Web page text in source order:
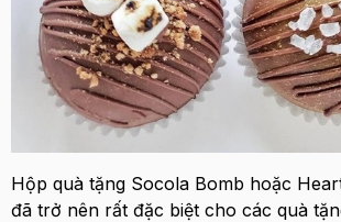
Hộp quà tặng Socola Bomb hoặc
đã trở nên rất đặc biệt cho các quà